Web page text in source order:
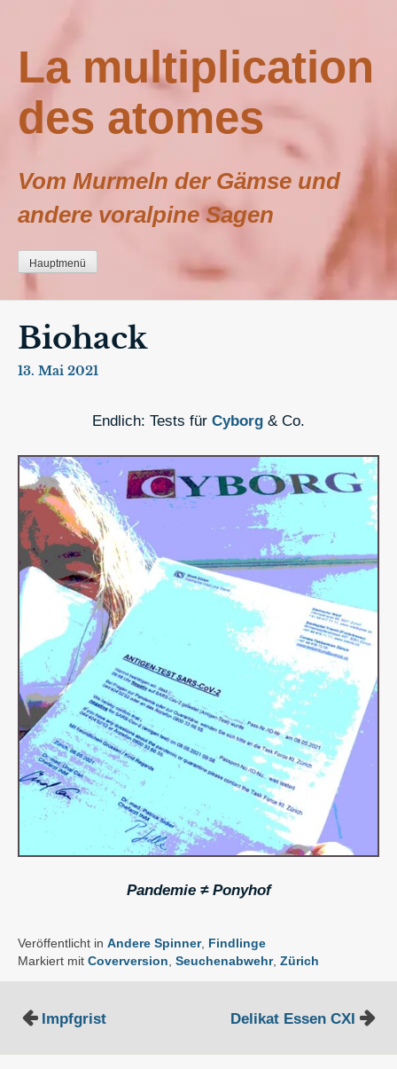
springen
La multiplication
des atomes
Vom Murmeln der Gämse und
andere voralpine Sagen
Hauptmenü
Biohack
13. Mai 2021
Endlich: Tests für Cyborg & Co.
Pandemie ≠ Ponyhof
Veröffentlicht in Andere Spinner, Findlinge
Markiert mit Coverversion Seuchenabwehr, Zürich
Beitragsnavigation
Impfgrist Delikat Essen CXI